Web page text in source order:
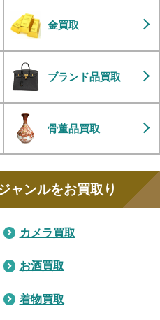
金買取
ブランド品買取
骨董品買取
ャンルをお買取り
カメラ買取
お酒買取
着物買取